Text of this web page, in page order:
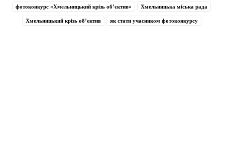
фотоконкурс «Хмельницький крізь об’єктив» Хмельницька міська рада
Хмельницький крізь об’єктив як стати учасником фотоконкурсу